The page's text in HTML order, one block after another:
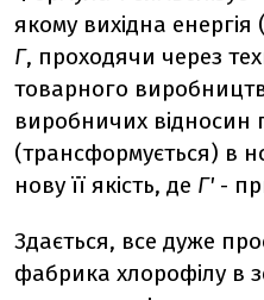
якому вихідна енергія
Г, проходячи через
товарного
виробничих відносин
(трансформується) в
нову її якість, де Г' -
Здається, все дуже
фабрика хлорофілу в